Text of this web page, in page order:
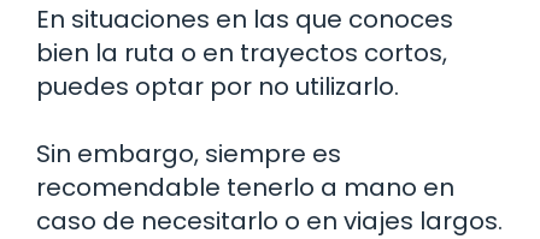
En situaciones en las que conoces
bien la ruta o en trayectos cortos,
puedes optar por no utilizarlo.
Sin embargo, siempre es
recomendable tenerlo a mano en
caso de necesitarlo o en viajes largos.